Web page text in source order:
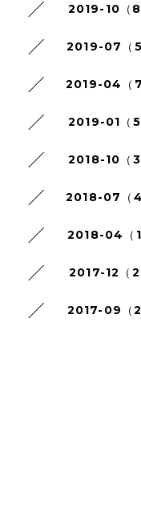
2019-10（8
2019-07（5
2019-04（7
2019-01（5
2018-10（3
2018-07（4
2018-04（1
2017-12（2
2017-09（2